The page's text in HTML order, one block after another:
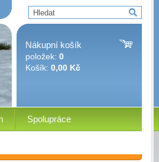
Nákupní košík
položek: 0
Košík: 0,00 Kč
Spolupráce